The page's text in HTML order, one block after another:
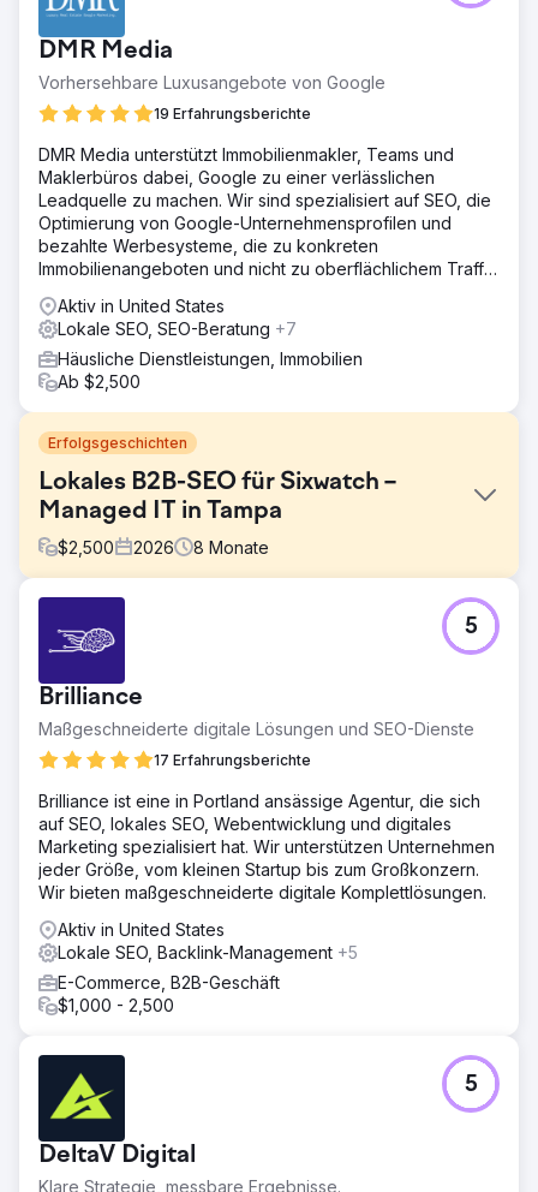
DMR Media
Vorhersehbare Luxusangebote von Google
19 Erfahrungsberichte
DMR Media unterstützt Immobilienmakler, Teams und
Maklerbüros dabei, Google zu einer verlässlichen
Leadquelle zu machen. Wir sind spezialisiert auf SEO, die
Optimierung von Google-Unternehmensprofilen und
bezahlte Werbesysteme, die zu konkreten
Immobilienangeboten und nicht zu oberflächlichem Traffic
Aktiv in United States
Lokale SEO, SEO-Beratung +7
Häusliche Dienstleistungen, Immobilien
Ab $2,500
Erfolgsgeschichten
Lokales B2B-SEO für Sixwatch –
Managed IT in Tampa
$2,500 2026 8 Monate
Sixwatch ist ein in Tampa ansässiger Anbieter von
Managed IT und Cybersicherheit für Finanzunternehmen,
unabhängige Vermögensverwalter, gemeinnützige
Organisationen und professionelle Dienstleister.
„Managed IT Tampa“ ist eine der
wettbewerbsintensivsten lokalen B2B-Nischen, die von
nationalen MSP-Verzeichnissen und etablierten Anbietern
dominiert wird. Sixwatch musste in einem Markt, in dem
ein einziger Ranking-Erfolg einen fünfstelligen
Jahresvertrag bedeuten kann, für relevante lokale
Suchanfragen und Serviceanfragen auf einer Website
ohne organische Reichweite gut ranken.
Lösung
Ich habe die Website-Architektur an den tatsächlichen
Suchgewohnheiten von IT-Einkäufern ausgerichtet:
Eigene Seiten für jeden Service – Helpdesk, MDR,
Microsoft 365-Sicherheit, Backup und Disaster Recovery,
organisiert, ergänzt durch Branchenseiten für
unabhängige Finanzberater und Finanzunternehmen.
Lokales Onpage-Targeting für Tampa und Atlanta,
Keyword-basierte Metadaten auf der gesamten Website
und unterstützende Inhalte, die auf die Compliance-
Anforderungen der Zielgruppe zugeschnitten sind.
Brilliance
Maßgeschneiderte digitale Lösungen und SEO-Dienste
17 Erfahrungsberichte
5
Brilliance ist eine in Portland ansässige Agentur, die sich
auf SEO, lokales SEO, Webentwicklung und digitales
Marketing spezialisiert hat. Wir unterstützen Unternehmen
jeder Größe, vom kleinen Startup bis zum Großkonzern.
Wir bieten maßgeschneiderte digitale Komplettlösungen.
Aktiv in United States
Lokale SEO, Backlink-Management +5
E-Commerce, B2B-Geschäft
$1,000 - 2,500
DeltaV Digital
Klare Strategie, messbare Ergebnisse.
5